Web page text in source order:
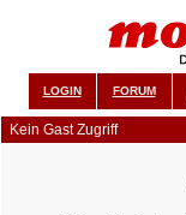
LOGIN FORUM
Kein Gast Zugriff